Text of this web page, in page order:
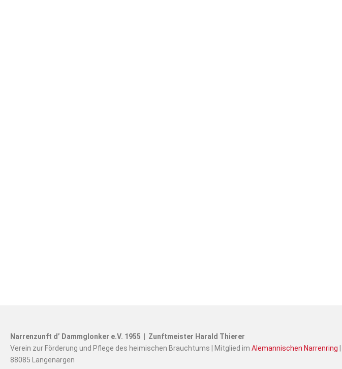
Narrenzunft d’ Dammglonker e.V. 1955 | Zunftmeister Harald Thierer
Verein zur Förderung und Pflege des heimischen Brauchtums | Mitglied im Alemannischen Narrenring
88085 Langenargen